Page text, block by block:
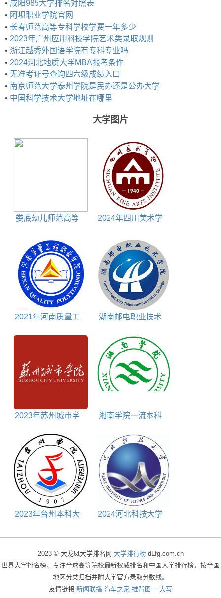
• 咸阳985大学排名对照表
• 阿坝职业学院官网
• 长春师范高等专科学校学费一年多少
• 2023年广州应用科技学院艺术类录取规则
• 浙江越秀外国语学院有专科专业吗
• 2024河北地质大学MBA报考条件
• 无准考证号查询四六级成绩入口
• 南京师范大学泰州学院是民办还是公办大学
• 中国科学技术大学地址在哪里
大学图片
娄底幼儿师范高等
公办大学
2024年四川美术学
2021年河南质量工
湖南邮电职业技术
2023年苏州城市学
湘南学院一流本科
2023年台州本科大
大学名单对照表
2024河北科技大学
2023 © 大龙凤大学排名网 大学排行榜dLfg.com.cn
世界大学排名榜，专注全球高等院校最新权威排名和中国大学排行榜， 按全国
地区分类归档并附大学官方录取分数线。
友情链接:新闻联播 汽车之家 推背图 一大写